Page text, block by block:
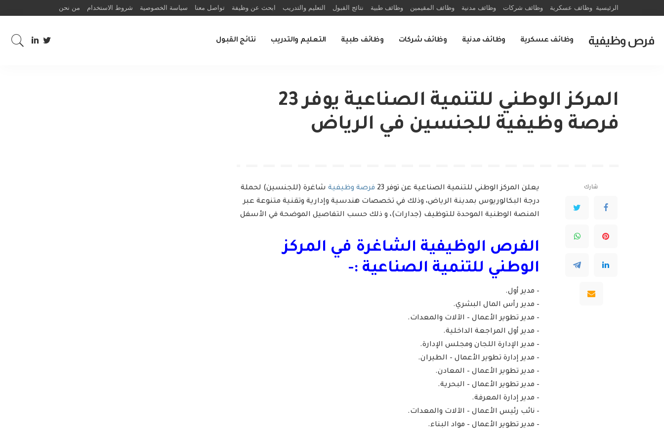
الرئيسية وظائف عسكرية وظائف شركات وظائف مدنية وظائف المقيمين وظائف طبية نتائج القبول التعليم والتدريب ابحث عن وظيفة تواصل معنا سياسة الخصوصية شروط الاستخدام من نحن
فرص وظيفية وظائف عسكرية وظائف مدنية وظائف شركات وظائف طبية التعليم والتدريب نتائج القبول
المركز الوطني للتنمية الصناعية يوفر 23
فرصة وظيفية للجنسين في الرياض
شارك يعلن المركز الوطني للتنمية الصناعية عن توفر 23 فرصة وظيفية شاغرة (للجنسين) لحملة
درجة البكالوريوس بمدينة الرياض، وذلك في تخصصات هندسية وإدارية وتقنية متنوعة عبر
المنصة الوطنية الموحدة للتوظيف (جدارات)، و ذلك حسب التفاصيل الموضحة في الأسفل
الفرص الوظيفية الشاغرة في المركز
الوطني للتنمية الصناعية :-
– مدير أول.
– مدير رأس المال البشري.
– مدير تطوير الأعمال – الآلات والمعدات.
– مدير أول المراجعة الداخلية.
– مدير الإدارة اللجان ومجلس الإدارة.
– مدير إدارة تطوير الأعمال – الطيران.
– مدير تطوير الأعمال – المعادن.
– مدير تطوير الأعمال – البحرية.
– مدير إدارة المعرفة.
– نائب رئيس الأعمال – الآلات والمعدات.
– مدير تطوير الأعمال – مواد البناء.